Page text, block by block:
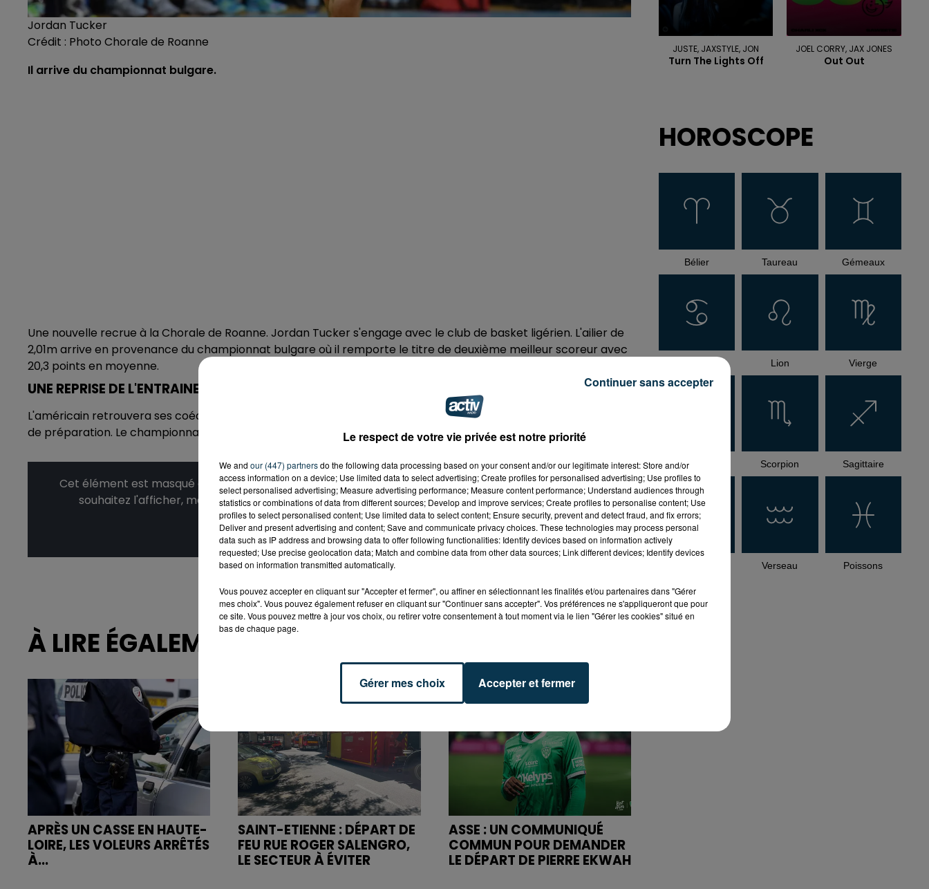
Jordan Tucker
Crédit : Photo Chorale de Roanne
Il arrive du championnat bulgare.
Une nouvelle recrue à la Chorale de Roanne. Jordan Tucker s'engage avec le club de basket ligérien. L'ailier de
2,01m arrive en provenance du championnat bulgare où il remporte le titre de deuxième meilleur scoreur avec
20,3 points en moyenne.
UNE REPRISE DE L'ENTRAINEMENT DÉBUT AOÛT
L'américain retrouvera ses coéquipiers le 6 août prochain pour la reprise de l'entrainement avant des matchs
de préparation. Le championnat de Betclic Elite lui reprendra le 16 septembre prochain face à Cholet.
Cet élément est masqué compte-tenu du refus du dépôt de cookies que vous avez exprimé. Si vous
souhaitez l'afficher, merci de nous donner votre accord en cliquant sur le bouton ci-dessous.
Afficher l'élément
À LIRE ÉGALEMENT
APRÈS UN CASSE EN HAUTE-
LOIRE, LES VOLEURS ARRÊTÉS
À...
SAINT-ETIENNE : DÉPART DE
FEU RUE ROGER SALENGRO,
LE SECTEUR À ÉVITER
ASSE : UN COMMUNIQUÉ
COMMUN POUR DEMANDER
LE DÉPART DE PIERRE EKWAH
JUSTE, JAXSTYLE, JON
Turn The Lights Off
JOEL CORRY, JAX JONES
Out Out
HOROSCOPE
Bélier Taureau Gémeaux
Lion Vierge
Balance Scorpion Sagittaire
Verseau Poissons
Le respect de votre vie privée est notre priorité
We and our (447) partnersdo the following data processing based on your consent and/or our legitimate interest: Store and/or
access information on a device; Use limited data to select advertising; Create profiles for personalised advertising; Use profiles to
select personalised advertising; Measure advertising performance; Measure content performance; Understand audiences through
statistics or combinations of data from different sources; Develop and improve services; Create profiles to personalise content; Use
profiles to select personalised content; Use limited data to select content; Ensure security, prevent and detect fraud, and fix errors;
Deliver and present advertising and content; Save and communicate privacy choices. These technologies may process personal
data such as IP address and browsing data to offer following functionalities: Identify devices based on information actively
requested; Use precise geolocation data; Match and combine data from other data sources; Link different devices; Identify devices
based on information transmitted automatically.
Vous pouvez accepter en cliquant sur "Accepter et fermer", ou affiner en sélectionnant les finalités et/ou partenaires dans "Gérer
mes choix". Vous pouvez également refuser en cliquant sur "Continuer sans accepter". Vos préférences ne s'appliqueront que pour
ce site. Vous pouvez mettre à jour vos choix, ou retirer votre consentement à tout moment via le lien "Gérer les cookies" situé en
bas de chaque page.
Gérer mes choix Accepter et fermer
Continuer sans accepter